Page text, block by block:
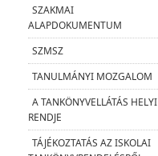
SZAKMAI
ALAPDOKUMENTUM
SZMSZ
TANULMÁNYI MOZGALOM
A TANKÖNYVELLÁTÁS HELYI
RENDJE
TÁJÉKOZTATÁS AZ ISKOLAI